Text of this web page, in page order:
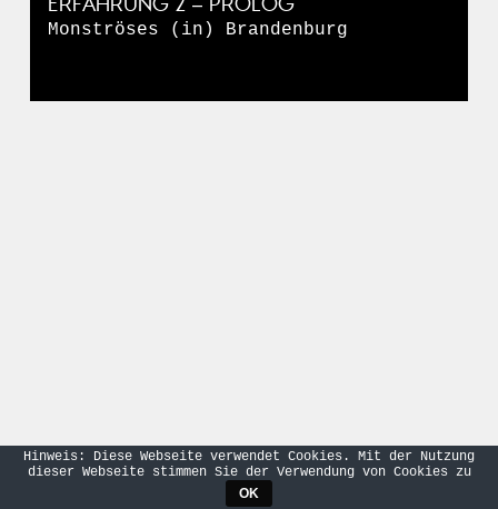
ERFAHRUNG 2 – PROLOG
Monströses (in) Brandenburg
Hinweis: Diese Webseite verwendet Cookies. Mit der Nutzung
dieser Webseite stimmen Sie der Verwendung von Cookies zu
OK